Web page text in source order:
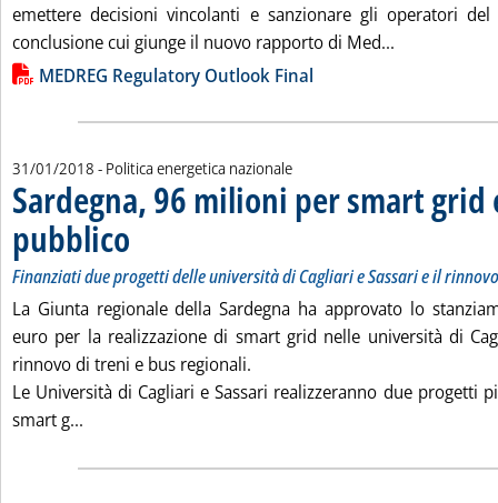
emettere decisioni vincolanti e sanzionare gli operatori
conclusione cui giunge il nuovo rapporto di Med...
Lista allegati PDF alla notizia
MEDREG Regulatory Outlook Final
31/01/2018 - Politica energetica nazionale
Sardegna, 96 milioni per smart
pubblico . Sottotitolo: Finanziati due progetti delle università di Cagliari e
. Pubblicata mercoledì 31 gennaio 2018 alle 16.14.
Finanziati due progetti delle università di Cagliari e Sassari e il
La Giunta regionale della Sardegna ha approvato lo
euro per la realizzazione di smart grid nelle università di
rinnovo di treni e bus regionali.
Le Università di Cagliari e Sassari realizzeranno due progetti
smart g...